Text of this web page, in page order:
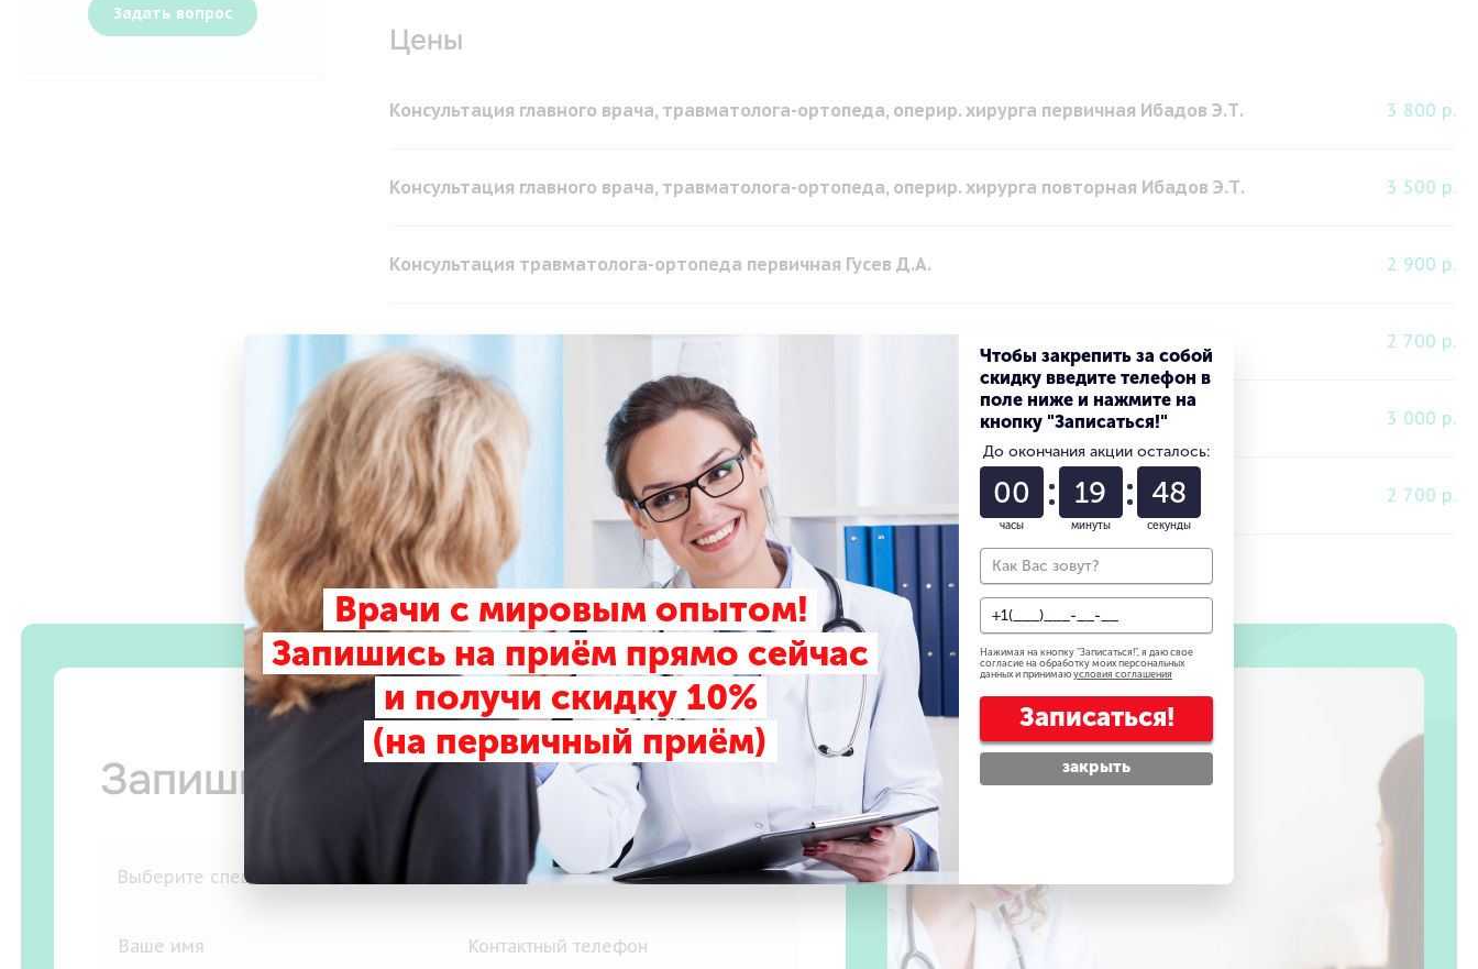
Задать вопрос
Цены
3 800 р.
Консультация главного врача, травматолога-ортопеда, оперир. хирурга первичная Ибадов Э.Т.
3 500 р.
Консультация главного врача, травматолога-ортопеда, оперир. хирурга повторная Ибадов Э.Т.
2 900 р.
Консультация травматолога-ортопеда первичная Гусев Д.А.
2 700 р.
Консультация травматолога-ортопеда повторная Гусев Д.А.
3 000 р.
Консультация травматолога-ортопеда первичная
2 700 р.
Консультация травматолога-ортопеда повторная
Запишитесь на приём
Врачи с мировым опытом!
Запишись на приём прямо сейчас
и получи скидку 10%
(на первичный приём)
Чтобы закрепить за собой
скидку введите телефон в
поле ниже и нажмите на
кнопку "Записаться!"
До окончания акции осталось:
00
часы
19
минуты
47
секунды
Нажимая на кнопку "Записаться!", я даю свое
согласие на обработку моих персональных
данных и принимаю условия соглашения
Записаться!
закрыть